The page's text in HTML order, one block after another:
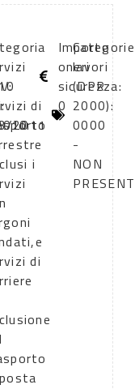
2011
di
i
di
Importo
oneri
sicurezza:
0
Categorie
lavori
(DPR
2000):
0000
-
NON